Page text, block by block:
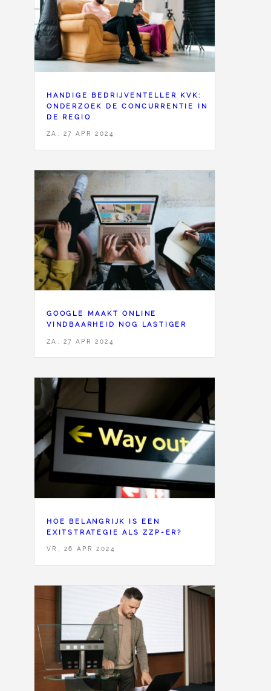
HANDIGE BEDRIJVENTELLER KVK:
ONDERZOEK DE CONCURRENTIE IN
DE REGIO
ZA, 27 APR 2024
GOOGLE MAAKT ONLINE
VINDBAARHEID NOG LASTIGER
ZA, 27 APR 2024
HOE BELANGRIJK IS EEN
EXITSTRATEGIE ALS ZZP-ER?
VR, 26 APR 2024